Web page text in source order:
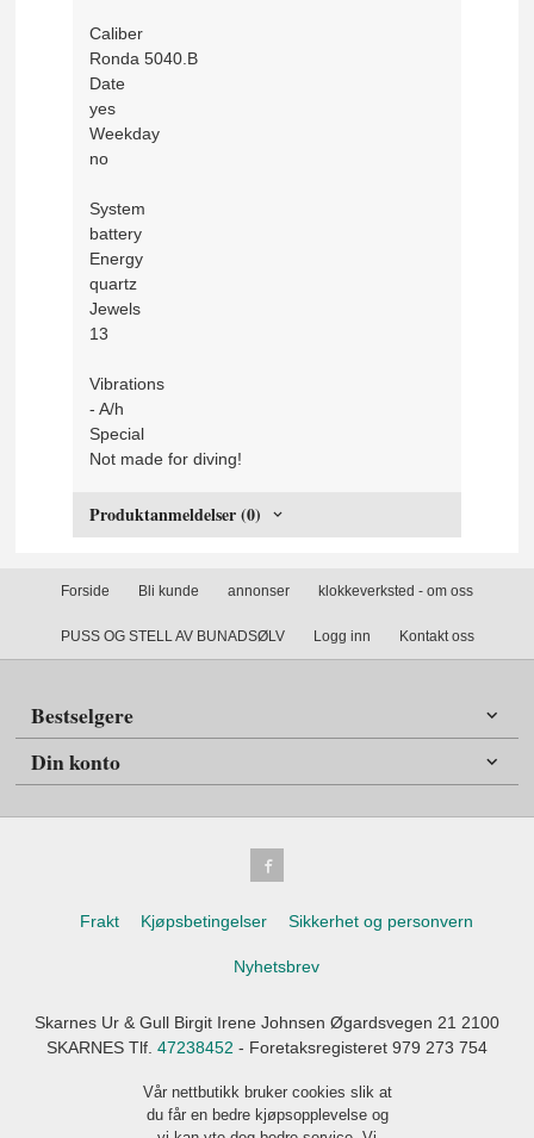
Caliber
Ronda 5040.B
Date
yes
Weekday
no
System
battery
Energy
quartz
Jewels
13
Vibrations
- A/h
Special
Not made for diving!
Produktanmeldelser (0)
Forside Bli kunde annonser klokkeverksted - om oss
PUSS OG STELL AV BUNADSØLV Logg inn Kontakt oss
Bestselgere
Din konto
Frakt Kjøpsbetingelser Sikkerhet og personvern
Nyhetsbrev
Skarnes Ur & Gull Birgit Irene Johnsen Øgardsvegen 21 2100
SKARNES Tlf. 47238452 - Foretaksregisteret 979 273 754
Vår nettbutikk bruker cookies slik at
du får en bedre kjøpsopplevelse og